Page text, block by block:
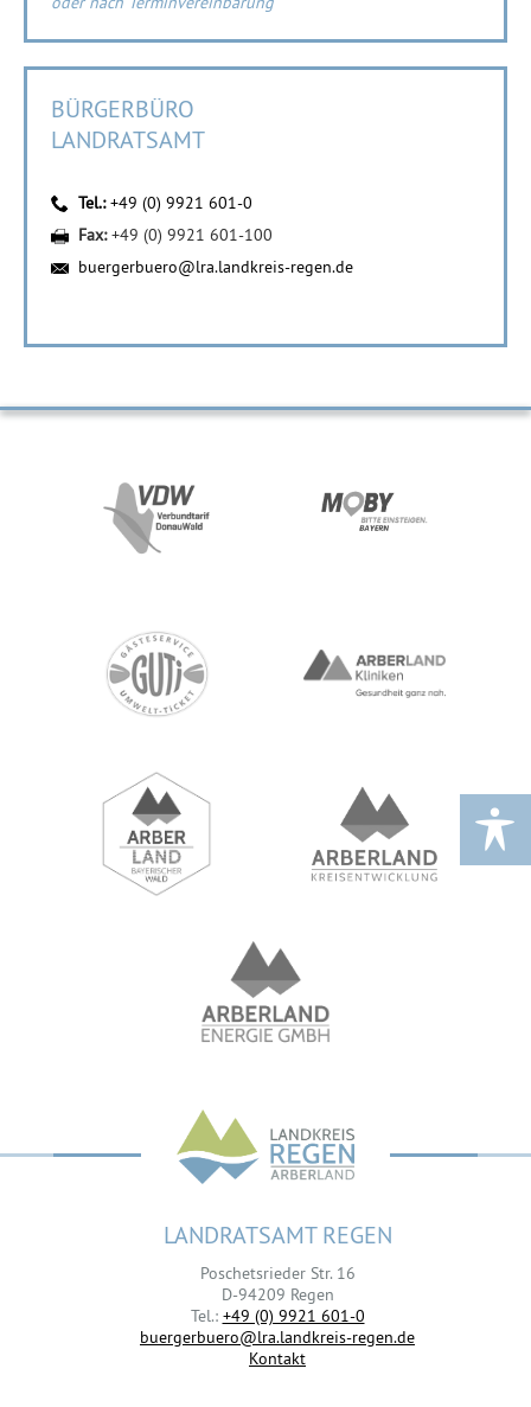
BÜRGERBÜRO
LANDRATSAMT
Tel.:+49 (0) 9921 601-0
Fax:+49 (0) 9921 601-100
buergerbuero@lra.landkreis-regen.de
LANDRATSAMT REGEN
Poschetsrieder Str. 16
D-94209 Regen
Tel.: +49 (0) 9921 601-0
buergerbuero@lra.landkreis-regen.de
Kontakt